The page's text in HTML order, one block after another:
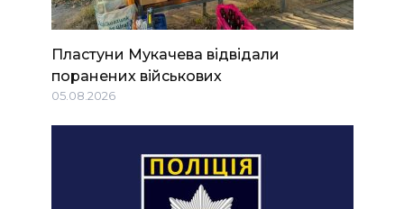
Пластуни Мукачева відвідали
поранених військових
05.08.2026